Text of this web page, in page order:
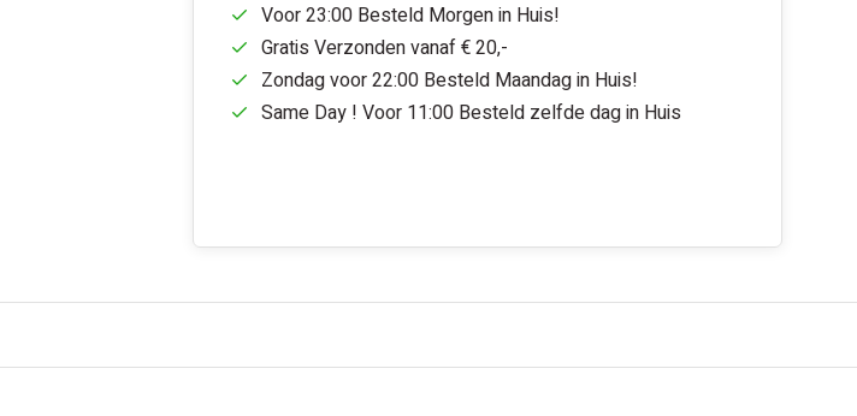
Voor 23:00 Besteld Morgen in Huis!
Gratis Verzonden vanaf € 20,-
Zondag voor 22:00 Besteld Maandag in Huis!
Same Day ! Voor 11:00 Besteld zelfde dag in Huis